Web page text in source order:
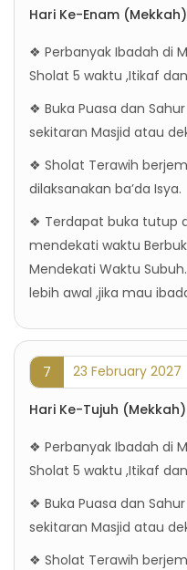
Hari Ke-Enam (Mekkah)
❖ Perbanyak Ibadah di
Sholat 5 waktu ,Itikaf
❖ Buka Puasa dan
sekitaran Masjid atau
❖ Sholat Terawih
dilaksanakan ba’da Isya.
❖ Terdapat buka tutup
mendekati waktu
Mendekati Waktu
lebih awal ,jika mau
7 23 February 2027
Hari Ke-Tujuh (Mekkah)
❖ Perbanyak Ibadah di
Sholat 5 waktu ,Itikaf
❖ Buka Puasa dan
sekitaran Masjid atau
❖ Sholat Terawih